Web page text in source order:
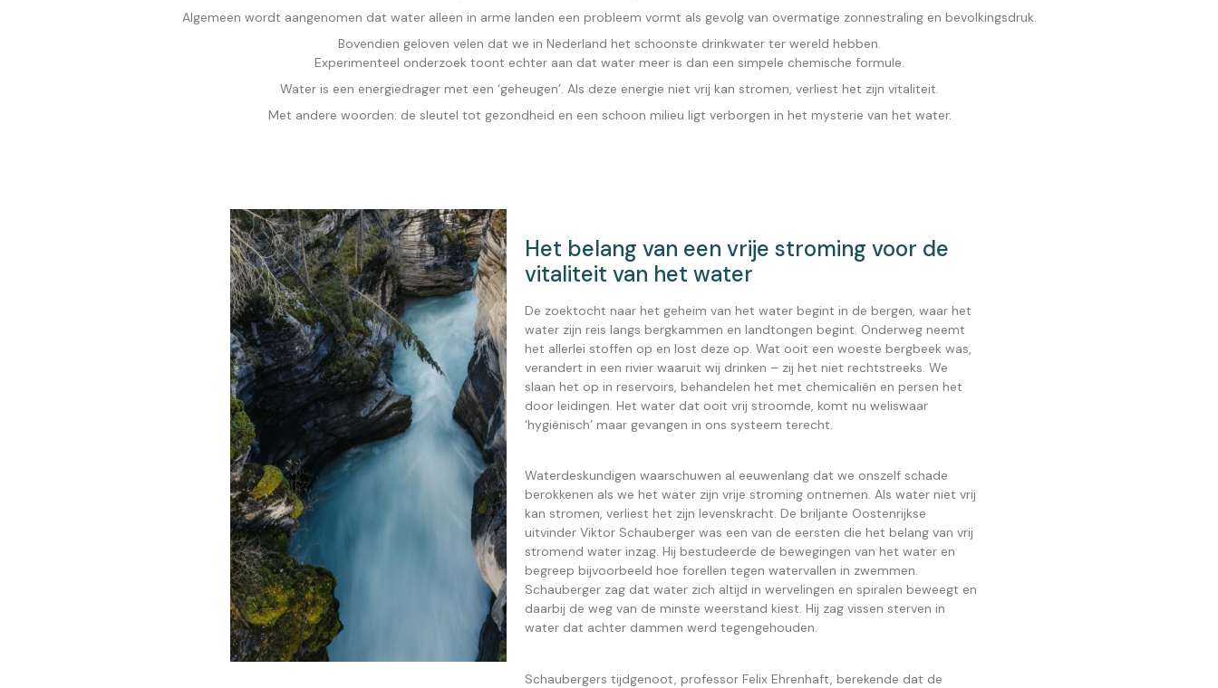
Algemeen wordt aangenomen dat water alleen in arme landen een probleem vormt als gevolg van overmatige zonnestraling en bevolkingsdruk.
Bovendien geloven velen dat we in Nederland het schoonste drinkwater ter wereld hebben.
Experimenteel onderzoek toont echter aan dat water meer is dan een simpele chemische formule.
Water is een energiedrager met een ‘geheugen’. Als deze energie niet vrij kan stromen, verliest het zijn vitaliteit.
Met andere woorden: de sleutel tot gezondheid en een schoon milieu ligt verborgen in het mysterie van het water.
Het belang van een vrije stroming voor de
vitaliteit van het water
De zoektocht naar het geheim van het water begint in de bergen, waar het
water zijn reis langs bergkammen en landtongen begint. Onderweg neemt
het allerlei stoffen op en lost deze op. Wat ooit een woeste bergbeek was,
verandert in een rivier waaruit wij drinken – zij het niet rechtstreeks. We
slaan het op in reservoirs, behandelen het met chemicaliën en persen het
door leidingen. Het water dat ooit vrij stroomde, komt nu weliswaar
‘hygiënisch’ maar gevangen in ons systeem terecht.
Waterdeskundigen waarschuwen al eeuwenlang dat we onszelf schade
berokkenen als we het water zijn vrije stroming ontnemen. Als water niet vrij
kan stromen, verliest het zijn levenskracht. De briljante Oostenrijkse
uitvinder Viktor Schauberger was een van de eersten die het belang van vrij
stromend water inzag. Hij bestudeerde de bewegingen van het water en
begreep bijvoorbeeld hoe forellen tegen watervallen in zwemmen.
Schauberger zag dat water zich altijd in wervelingen en spiralen beweegt en
daarbij de weg van de minste weerstand kiest. Hij zag vissen sterven in
water dat achter dammen werd tegengehouden.
Schaubergers tijdgenoot, professor Felix Ehrenhaft, berekende dat de